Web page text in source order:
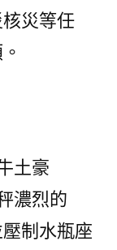
災等任
土豪
濃烈的
壓制水瓶座